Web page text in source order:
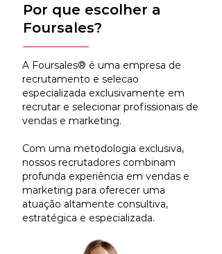
Por que escolher a
Foursales?
A Foursales® é uma empresa de
recrutamento e selecao
especializada exclusivamente em
recrutar e selecionar profissionais de
vendas e marketing.
Com uma metodologia exclusiva,
nossos recrutadores combinam
profunda experiência em vendas e
marketing para oferecer uma
atuação altamente consultiva,
estratégica e especializada.